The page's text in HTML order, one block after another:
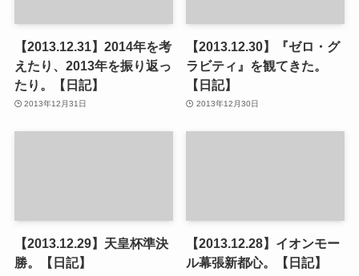
【2013.12.31】2014年を考
えたり、2013年を振り返っ
たり。【日記】
2013年12月31日
【2013.12.30】『ゼロ・グ
ラビティ』を観てきた。
【日記】
2013年12月30日
【2013.12.29】天皇杯準決
勝。【日記】
【2013.12.28】イオンモー
ル幕張新都心。【日記】